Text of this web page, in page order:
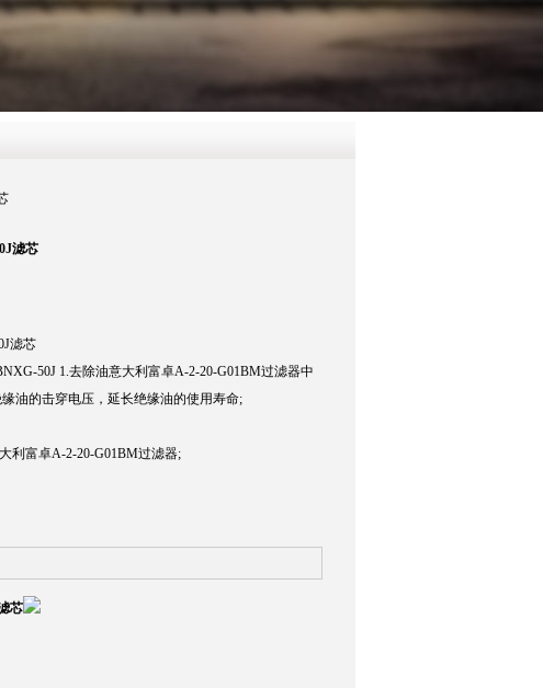
滤芯
滤芯
50J 1.去除油意大利富卓A-2-20-G01BM过滤器中
油的击穿电压，延长绝缘油的使用寿命;
利富卓A-2-20-G01BM过滤器;
芯